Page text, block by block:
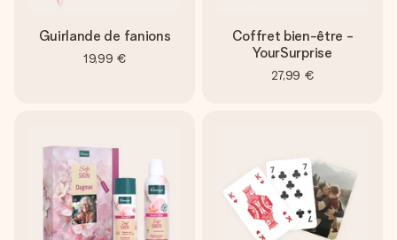
Guirlande de fanions
19,99 €
Coffret bien-être -
YourSurprise
27,99 €